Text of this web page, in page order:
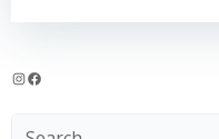
l’article
Instagram
Facebook
Search